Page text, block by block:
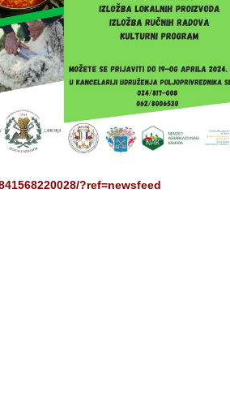
?ref=newsfeed